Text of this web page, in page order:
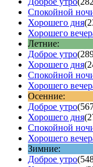
Спокойной
Хорошего дня
Хорошего
Летние:
Доброе утро
Хорошего дня
Спокойной
Хорошего
Осенние:
Доброе утро
Хорошего дня
Спокойной
Хорошего
Зимние:
Доброе утро